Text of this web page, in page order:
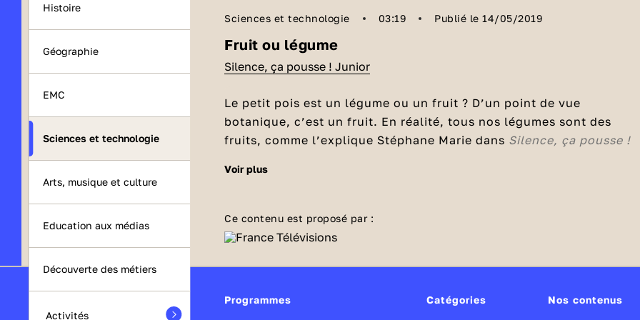
Histoire
Géographie
EMC
Sciences et technologie
Arts, musique et culture
Education aux médias
Découverte des métiers
Activités
Sciences et technologie 03:19 Publié le 14/05/2019
Fruit ou légume
Silence, ça pousse ! Junior
Le petit pois est un légume ou un fruit ? D’un point de vue
botanique, c’est un fruit. En réalité, tous nos légumes sont des
fruits, comme l’explique Stéphane Marie dans Silence, ça pousse !
Qu’est-ce qu’un fruit ?
protège les graines qu’elle contient. Pour bien comprendre, il faut
reprendre les choses dans l’ordre : le fruit est le résultat d’une fleur
Puis, elle se fane, mais la base de la fleur a commencé à grandir, à
pourrit. Alors, la graine tombe et le moment venu, elle germe.
voir plus
Ce contenu est proposé par :
Programmes Catégories Nos contenus